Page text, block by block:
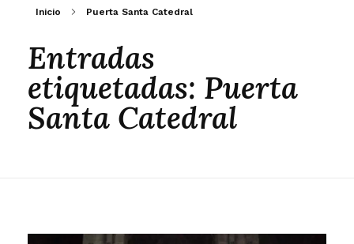
Inicio Puerta Santa Catedral
Entradas
etiquetadas: Puerta
Santa Catedral